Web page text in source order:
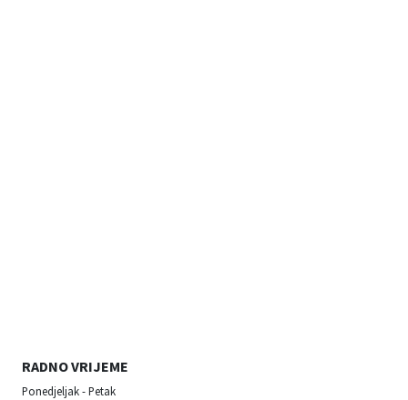
RADNO VRIJEME
Ponedjeljak - Petak